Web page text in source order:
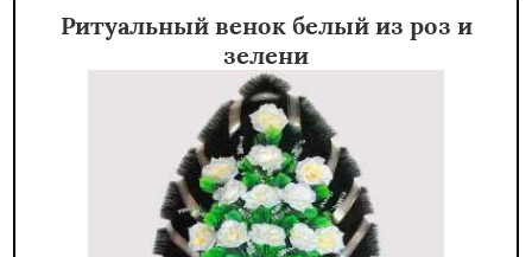
Ритуальный венок белый из роз и
зелени